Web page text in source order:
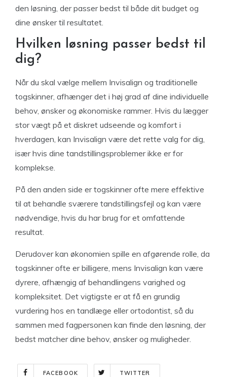
den løsning, der passer bedst til både dit budget og
dine ønsker til resultatet.
Hvilken løsning passer bedst til
dig?
Når du skal vælge mellem Invisalign og traditionelle
togskinner, afhænger det i høj grad af dine individuelle
behov, ønsker og økonomiske rammer. Hvis du lægger
stor vægt på et diskret udseende og komfort i
hverdagen, kan Invisalign være det rette valg for dig,
især hvis dine tandstillingsproblemer ikke er for
komplekse.
På den anden side er togskinner ofte mere effektive
til at behandle sværere tandstillingsfejl og kan være
nødvendige, hvis du har brug for et omfattende
resultat.
Derudover kan økonomien spille en afgørende rolle, da
togskinner ofte er billigere, mens Invisalign kan være
dyrere, afhængig af behandlingens varighed og
kompleksitet. Det vigtigste er at få en grundig
vurdering hos en tandlæge eller ortodontist, så du
sammen med fagpersonen kan finde den løsning, der
bedst matcher dine behov, ønsker og muligheder.
FACEBOOK TWITTER